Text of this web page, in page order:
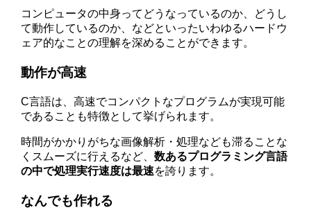
コンピュータの中身ってどうなっているのか、どうし
て動作しているのか、などといったいわゆるハードウ
ェア的なことの理解を深めることができます。
動作が高速
C言語は、高速でコンパクトなプログラムが実現可能
であることも特徴として挙げられます。
時間がかかりがちな画像解析・処理なども滞ることな
くスムーズに行えるなど、数あるプログラミング言語
の中で処理実行速度は最速を誇ります。
なんでも作れる